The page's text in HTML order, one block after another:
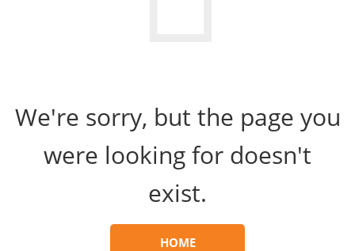
We're sorry, but the page you
were looking for doesn't
exist.
HOME